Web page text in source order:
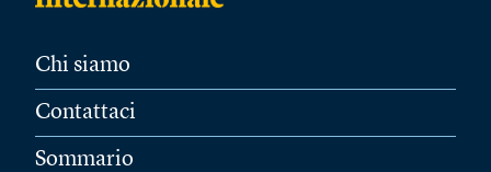
Chi siamo
Contattaci
Sommario